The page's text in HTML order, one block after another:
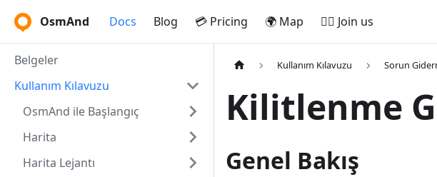
OsmAnd Docs Blog 💳 Pricing 🌍 Map 🚵‍♂️ Join us
Belgeler
Kullanım Kılavuzu
OsmAnd ile Başlangıç
Harita
Harita Lejantı
Kullanım Kılavuzu Sorun
Kilitlenme
Genel Bakış